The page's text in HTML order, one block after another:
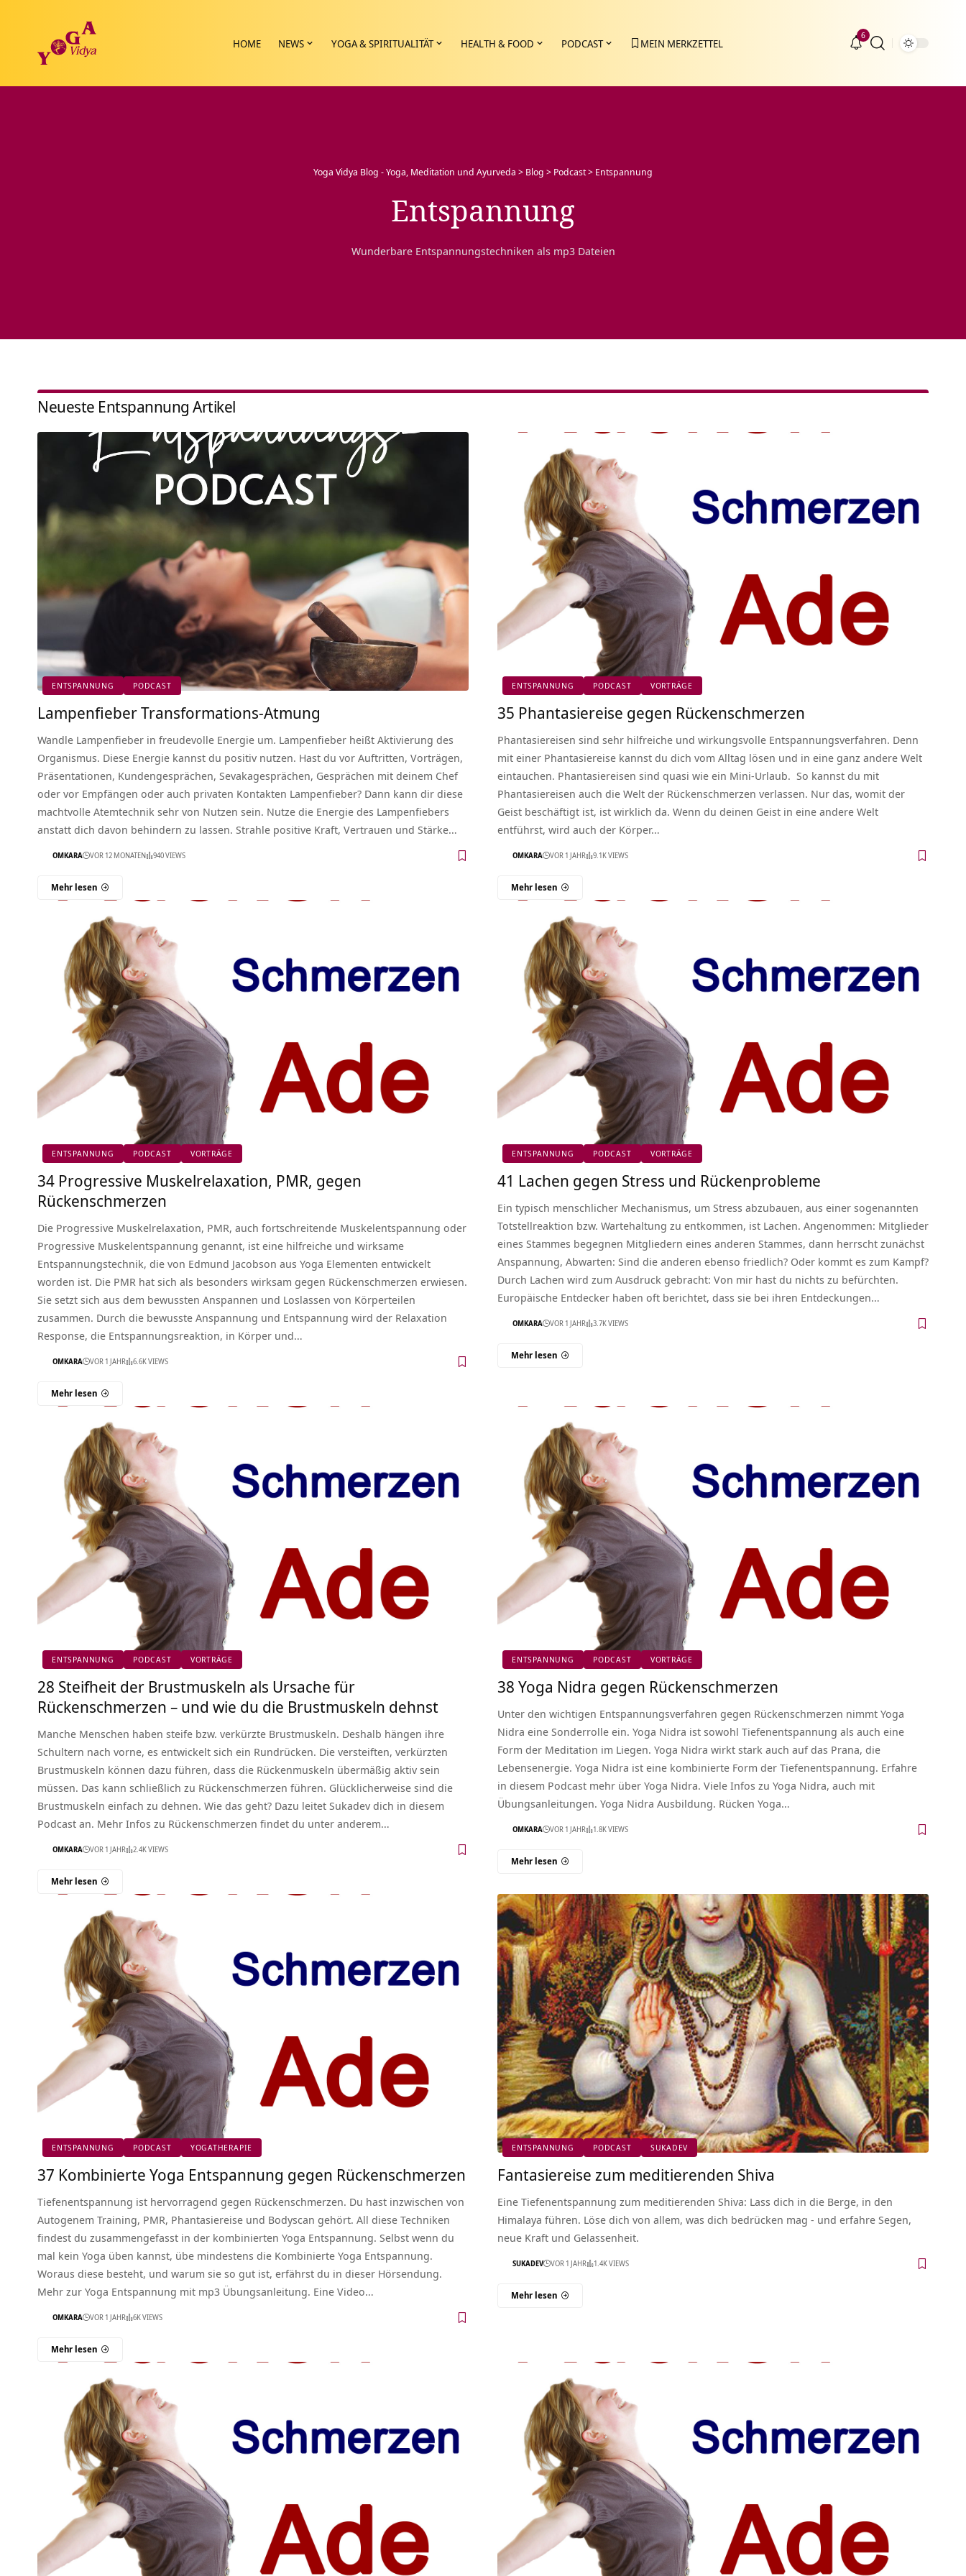
HOME NEWS YOGA & SPIRITUALITÄT HEALTH & FOOD PODCAST MEIN MERKZETTEL
6
Yoga Vidya Blog - Yoga, Meditation und Ayurveda > Blog > Podcast> Entspannung
Entspannung
Wunderbare Entspannungstechniken als mp3 Dateien
Neueste Entspannung Artikel
ENTSPANNUNG PODCAST
Lampenfieber Transformations-Atmung
Wandle Lampenfieber in freudevolle Energie um. Lampenfieber heißt Aktivierung des
Organismus. Diese Energie kannst du positiv nutzen. Hast du vor Auftritten, Vorträgen,
Präsentationen, Kundengesprächen, Sevakagesprächen, Gesprächen mit deinem Chef
oder vor Empfängen oder auch privaten Kontakten Lampenfieber? Dann kann dir diese
machtvolle Atemtechnik sehr von Nutzen sein. Nutze die Energie des Lampenfiebers
anstatt dich davon behindern zu lassen. Strahle positive Kraft, Vertrauen und Stärke…
OMKARA VOR 12 MONATEN 940 VIEWS
Mehr lesen
ENTSPANNUNG PODCAST VORTRÄGE
35 Phantasiereise gegen Rückenschmerzen
Phantasiereisen sind sehr hilfreiche und wirkungsvolle Entspannungsverfahren. Denn
mit einer Phantasiereise kannst du dich vom Alltag lösen und in eine ganz andere Welt
eintauchen. Phantasiereisen sind quasi wie ein Mini-Urlaub. So kannst du mit
Phantasiereisen auch die Welt der Rückenschmerzen verlassen. Nur das, womit der
Geist beschäftigt ist, ist wirklich da. Wenn du deinen Geist in eine andere Welt
entführst, wird auch der Körper…
OMKARA VOR 1 JAHR 9.1K VIEWS
Mehr lesen
ENTSPANNUNG PODCAST VORTRÄGE
34 Progressive Muskelrelaxation, PMR, gegen
Rückenschmerzen
Die Progressive Muskelrelaxation, PMR, auch fortschreitende Muskelentspannung oder
Progressive Muskelentspannung genannt, ist eine hilfreiche und wirksame
Entspannungstechnik, die von Edmund Jacobson aus Yoga Elementen entwickelt
worden ist. Die PMR hat sich als besonders wirksam gegen Rückenschmerzen erwiesen.
Sie setzt sich aus dem bewussten Anspannen und Loslassen von Körperteilen
zusammen. Durch die bewusste Anspannung und Entspannung wird der Relaxation
Response, die Entspannungsreaktion, in Körper und…
OMKARA VOR 1 JAHR 6.6K VIEWS
Mehr lesen
ENTSPANNUNG PODCAST VORTRÄGE
41 Lachen gegen Stress und Rückenprobleme
Ein typisch menschlicher Mechanismus, um Stress abzubauen, aus einer sogenannten
Totstellreaktion bzw. Wartehaltung zu entkommen, ist Lachen. Angenommen: Mitglieder
eines Stammes begegnen Mitgliedern eines anderen Stammes, dann herrscht zunächst
Anspannung, Abwarten: Sind die anderen ebenso friedlich? Oder kommt es zum Kampf?
Durch Lachen wird zum Ausdruck gebracht: Von mir hast du nichts zu befürchten.
Europäische Entdecker haben oft berichtet, dass sie bei ihren Entdeckungen…
OMKARA VOR 1 JAHR 3.7K VIEWS
Mehr lesen
ENTSPANNUNG PODCAST VORTRÄGE
28 Steifheit der Brustmuskeln als Ursache für
Rückenschmerzen – und wie du die Brustmuskeln dehnst
Manche Menschen haben steife bzw. verkürzte Brustmuskeln. Deshalb hängen ihre
Schultern nach vorne, es entwickelt sich ein Rundrücken. Die versteiften, verkürzten
Brustmuskeln können dazu führen, dass die Rückenmuskeln übermäßig aktiv sein
müssen. Das kann schließlich zu Rückenschmerzen führen. Glücklicherweise sind die
Brustmuskeln einfach zu dehnen. Wie das geht? Dazu leitet Sukadev dich in diesem
Podcast an. Mehr Infos zu Rückenschmerzen findet du unter anderem…
OMKARA VOR 1 JAHR 2.4K VIEWS
Mehr lesen
ENTSPANNUNG PODCAST VORTRÄGE
38 Yoga Nidra gegen Rückenschmerzen
Unter den wichtigen Entspannungsverfahren gegen Rückenschmerzen nimmt Yoga
Nidra eine Sonderrolle ein. Yoga Nidra ist sowohl Tiefenentspannung als auch eine
Form der Meditation im Liegen. Yoga Nidra wirkt stark auch auf das Prana, die
Lebensenergie. Yoga Nidra ist eine kombinierte Form der Tiefenentspannung. Erfahre
in diesem Podcast mehr über Yoga Nidra. Viele Infos zu Yoga Nidra, auch mit
Übungsanleitungen. Yoga Nidra Ausbildung. Rücken Yoga…
OMKARA VOR 1 JAHR 1.8K VIEWS
Mehr lesen
ENTSPANNUNG PODCAST YOGATHERAPIE
37 Kombinierte Yoga Entspannung gegen Rückenschmerzen
Tiefenentspannung ist hervorragend gegen Rückenschmerzen. Du hast inzwischen von
Autogenem Training, PMR, Phantasiereise und Bodyscan gehört. All diese Techniken
findest du zusammengefasst in der kombinierten Yoga Entspannung. Selbst wenn du
mal kein Yoga üben kannst, übe mindestens die Kombinierte Yoga Entspannung.
Woraus diese besteht, und warum sie so gut ist, erfährst du in dieser Hörsendung.
Mehr zur Yoga Entspannung mit mp3 Übungsanleitung. Eine Video…
OMKARA VOR 1 JAHR 6K VIEWS
Mehr lesen
ENTSPANNUNG PODCAST SUKADEV
Fantasiereise zum meditierenden Shiva
Eine Tiefenentspannung zum meditierenden Shiva: Lass dich in die Berge, in den
Himalaya führen. Löse dich von allem, was dich bedrücken mag - und erfahre Segen,
neue Kraft und Gelassenheit.
SUKADEV VOR 1 JAHR 1.4K VIEWS
Mehr lesen